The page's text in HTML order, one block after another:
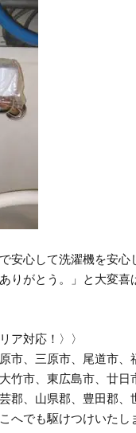
安心して洗濯機を安心
りがとう。」と大変喜
ア対応！〉〉
市、三原市、尾道市、
竹市、東広島市、廿日
郡、山県郡、豊田郡、
へでも駆けつけいたし